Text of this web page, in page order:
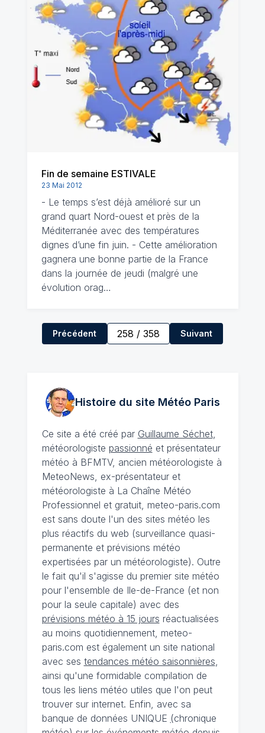
Fin de semaine ESTIVALE
23 Mai 2012
- Le temps s’est déjà amélioré sur un
grand quart Nord-ouest et près de la
Méditerranée avec des températures
dignes d’une fin juin. - Cette amélioration
gagnera une bonne partie de la France
dans la journée de jeudi (malgré une
évolution orag…
Précédent 258 / 358 Suivant
Histoire du site MétéoParis
Ce site a été créé par Guillaume Séchet,
météorologiste passionné et présentateur
météo à BFMTV, ancien météorologiste à
MeteoNews, ex-présentateur et
météorologiste à La Chaîne Météo
Professionnel et gratuit, meteo-paris.com
est sans doute l'un des sites météo les
plus réactifs du web (surveillance quasi-
permanente et prévisions météo
expertisées par un météorologiste). Outre
le fait qu'il s'agisse du premier site météo
pour l'ensemble de Ile-de-France (et non
pour la seule capitale) avec des
prévisions météo à 15 jours réactualisées
au moins quotidiennement, meteo-
paris.com est également un site national
avec ses tendances météo saisonnières,
ainsi qu'une formidable compilation de
tous les liens météo utiles que l'on peut
trouver sur internet. Enfin, avec sa
banque de données UNIQUE (chronique